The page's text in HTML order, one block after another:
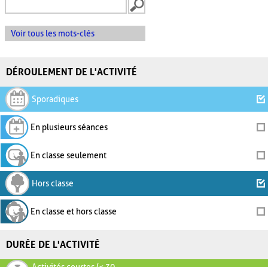
Voir tous les mots-clés
DÉROULEMENT DE L'ACTIVITÉ
Sporadiques
En plusieurs séances
En classe seulement
Hors classe
En classe et hors classe
DURÉE DE L'ACTIVITÉ